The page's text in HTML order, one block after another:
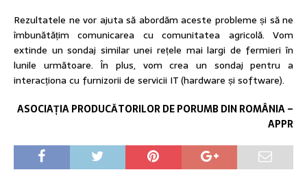
Rezultatele ne vor ajuta să abordăm aceste probleme și să ne
îmbunătățim comunicarea cu comunitatea agricolă. Vom
extinde un sondaj similar unei rețele mai largi de fermieri în
lunile următoare. În plus, vom crea un sondaj pentru a
interacționa cu furnizorii de servicii IT (hardware și software).
ASOCIAȚIA PRODUCĂTORILOR DE PORUMB DIN ROMÂNIA –
APPR